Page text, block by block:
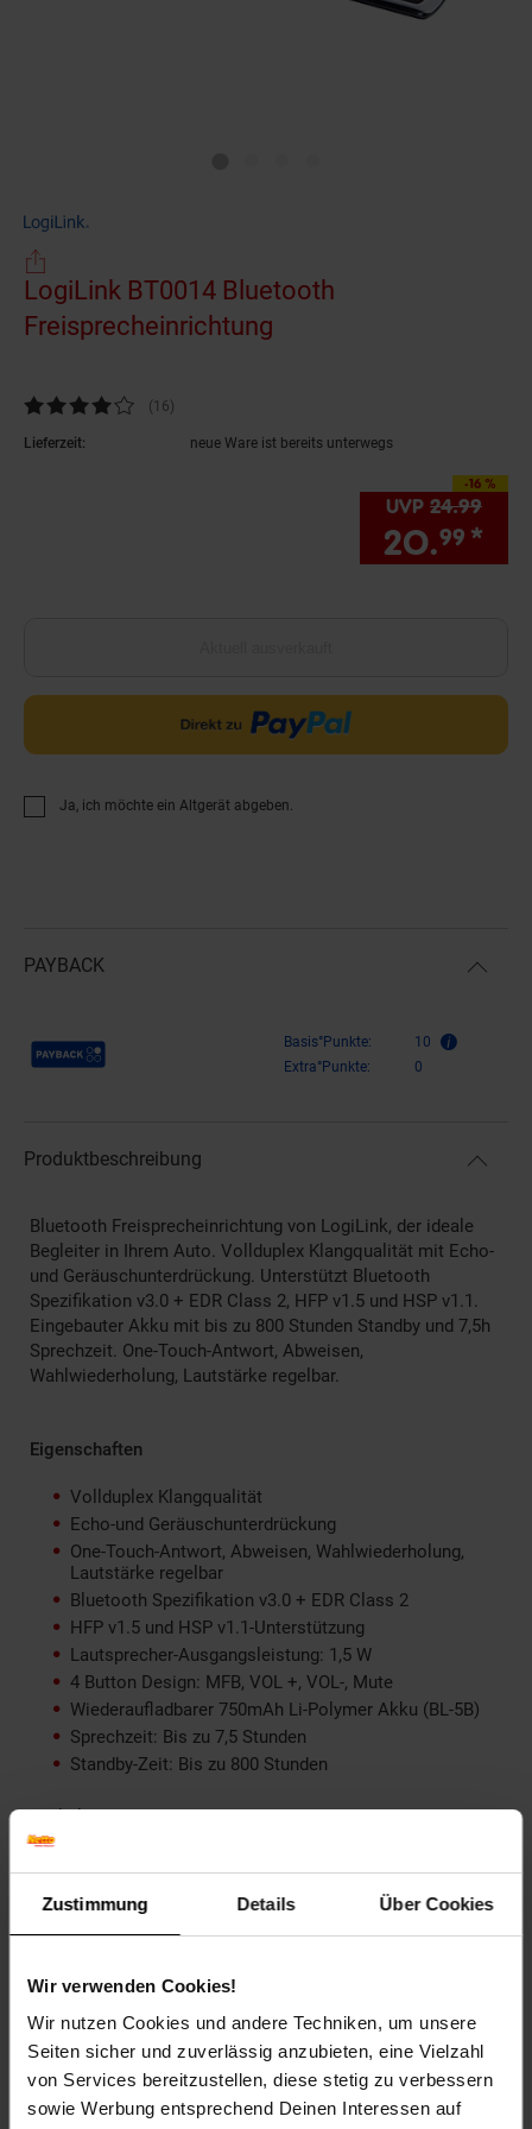
Zustimmung Details Über Cookies
Wir verwenden Cookies!
Wir nutzen Cookies und andere Techniken, um unsere
Seiten sicher und zuverlässig anzubieten, eine Vielzahl
von Services bereitzustellen, diese stetig zu verbessern
sowie Werbung entsprechend Deinen Interessen auf
LogiLink BT0014 Bluetooth
Freisprecheinrichtung
Kundenbewertung: 4,13 von 5 Sternen
(16Kundenbewertungen
)
Lieferzeit: neue Ware ist bereits unterwegs
-16 %
Sie Sparen 16
UVP 24.99UVP
20.99 *
Ja, ich möchte ein Altgerät abgeben.
PAYBACK
Payback Punkte Basis°Punkte:
10
Extra°Punkte:
0
Produktbeschreibung
Bluetooth Freisprecheinrichtung von LogiLink, der ideale
Begleiter in Ihrem Auto. Vollduplex Klangqualität mit Echo-
und Geräuschunterdrückung. Unterstützt Bluetooth
Spezifikation v3.0 + EDR Class 2, HFP v1.5 und HSP v1.1.
Eingebauter Akku mit bis zu 800 Stunden Standby und 7,5h
Sprechzeit. One-Touch-Antwort, Abweisen,
Wahlwiederholung, Lautstärke regelbar.
Eigenschaften
Vollduplex Klangqualität
Echo-und Geräuschunterdrückung
One-Touch-Antwort, Abweisen, Wahlwiederholung,
Lautstärke regelbar
Bluetooth Spezifikation v3.0 + EDR Class 2
HFP v1.5 und HSP v1.1-Unterstützung
Lautsprecher-Ausgangsleistung: 1,5 W
4 Button Design: MFB, VOL +, VOL-, Mute
Wiederaufladbarer 750mAh Li-Polymer Akku (BL-5B)
Sprechzeit: Bis zu 7,5 Stunden
Standby-Zeit: Bis zu 800 Stunden
Artikelnummer: 1228707000
EAN: 4052792001549
Bewertungen
Versandinformationen